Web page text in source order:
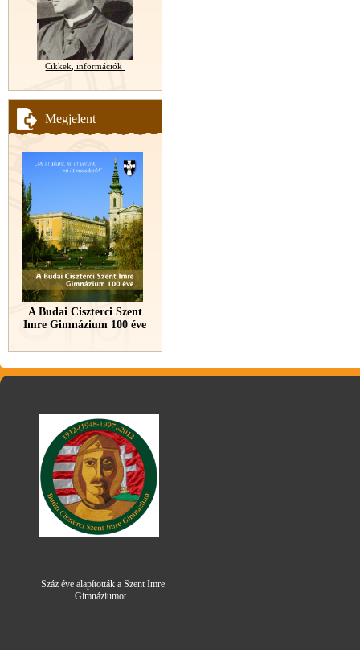
Cikkek, információk
Megjelent
A Budai Ciszterci Szent
Imre Gimnázium 100 éve
Száz éve alapították a Szent Imre
Gimnáziumot